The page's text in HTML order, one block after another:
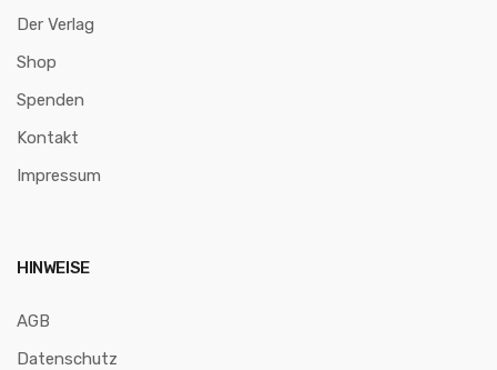
Der Verlag
Shop
Spenden
Kontakt
Impressum
HINWEISE
AGB
Datenschutz